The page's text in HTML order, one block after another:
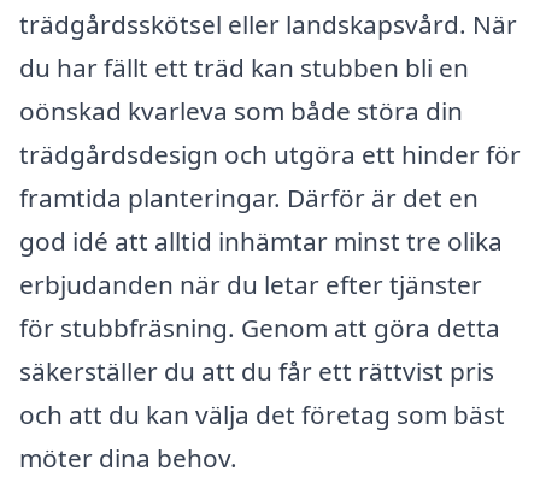
trädgårdsskötsel eller landskapsvård. När
du har fällt ett träd kan stubben bli en
oönskad kvarleva som både störa din
trädgårdsdesign och utgöra ett hinder för
framtida planteringar. Därför är det en
god idé att alltid inhämtar minst tre olika
erbjudanden när du letar efter tjänster
för stubbfräsning. Genom att göra detta
säkerställer du att du får ett rättvist pris
och att du kan välja det företag som bäst
möter dina behov.